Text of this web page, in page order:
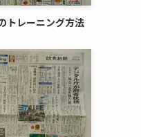
トレーニング方法